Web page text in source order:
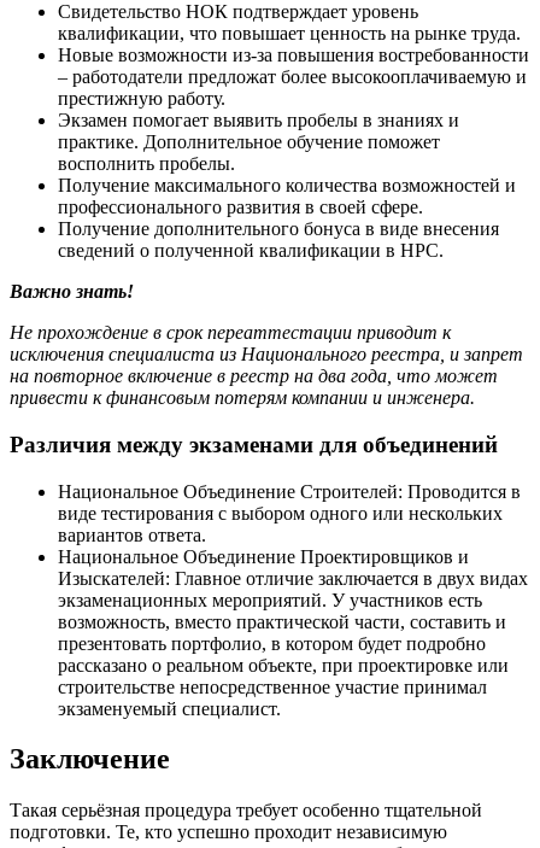
Свидетельство НОК подтверждает уровень
квалификации, что повышает ценность на рынке труда.
Новые возможности из-за повышения востребованности
– работодатели предложат более высокооплачиваемую и
престижную работу.
Экзамен помогает выявить пробелы в знаниях и
практике. Дополнительное обучение поможет
восполнить пробелы.
Получение максимального количества возможностей и
профессионального развития в своей сфере.
Получение дополнительного бонуса в виде внесения
сведений о полученной квалификации в НРС.
Важно знать!
Не прохождение в срок переаттестации приводит к
исключения специалиста из Национального реестра, и запрет
на повторное включение в реестр на два года, что может
привести к финансовым потерям компании и инженера.
Различия между экзаменами для объединений
Национальное Объединение Строителей: Проводится в
виде тестирования с выбором одного или нескольких
вариантов ответа.
Национальное Объединение Проектировщиков и
Изыскателей: Главное отличие заключается в двух видах
экзаменационных мероприятий. У участников есть
возможность, вместо практической части, составить и
презентовать портфолио, в котором будет подробно
рассказано о реальном объекте, при проектировке или
строительстве непосредственное участие принимал
экзаменуемый специалист.
Заключение
Такая серьёзная процедура требует особенно тщательной
подготовки. Те, кто успешно проходит независимую